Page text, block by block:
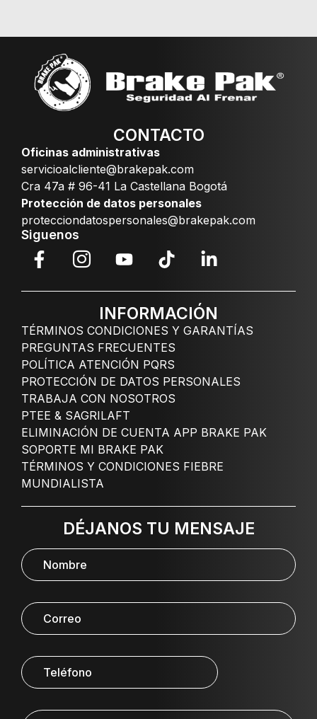
CONTACTO
Oficinas administrativas
servicioalcliente@brakepak.com
Cra 47a # 96-41 La Castellana Bogotá
Protección de datos personales
protecciondatospersonales@brakepak.com
Siguenos
INFORMACIÓN
TÉRMINOS CONDICIONES Y GARANTÍAS
PREGUNTAS FRECUENTES
POLÍTICA ATENCIÓN PQRS
PROTECCIÓN DE DATOS PERSONALES
TRABAJA CON NOSOTROS
PTEE & SAGRILAFT
ELIMINACIÓN DE CUENTA APP BRAKE PAK
SOPORTE MI BRAKE PAK
TÉRMINOS Y CONDICIONES FIEBRE
MUNDIALISTA
DÉJANOS TU MENSAJE